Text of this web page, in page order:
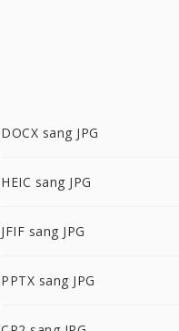
DOCX sang JPG
HEIC sang JPG
JFIF sang JPG
PPTX sang JPG